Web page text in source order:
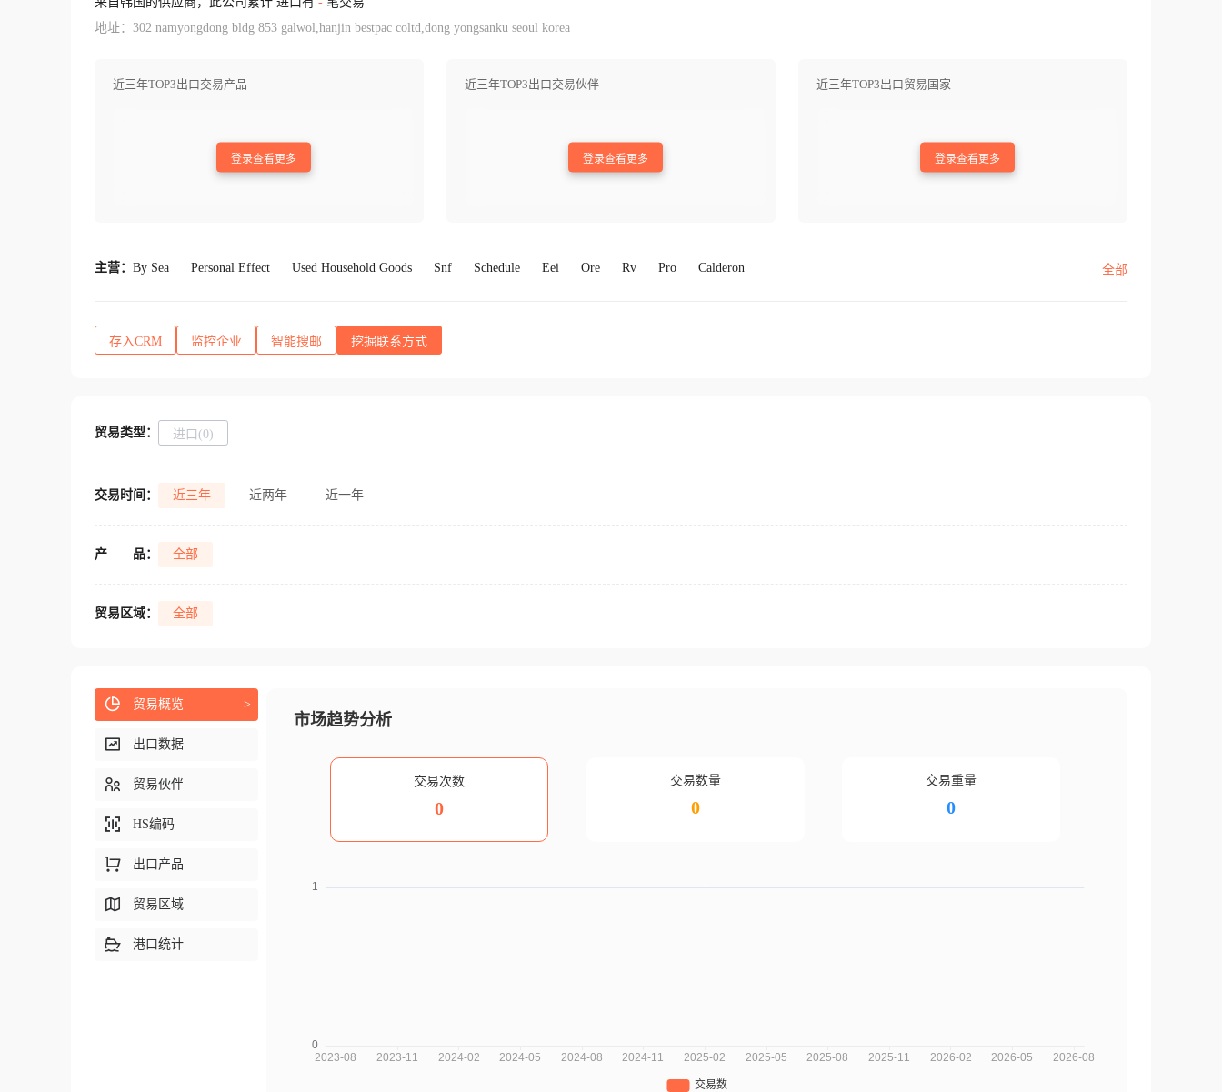
地址：302 namyongdong bldg 853 galwol,hanjin bestpac coltd,dong yongsanku seoul korea
近三年TOP3出口交易产品
登录查看更多
近三年TOP3出口交易伙伴
登录查看更多
近三年TOP3出口贸易国家
登录查看更多
主营： By Sea Personal Effect Used Household Goods Snf Schedule Eei Ore Rv Pro Calderon 全部
存入CRM 监控企业 智能搜邮 挖掘联系方式
贸易类型： 进口(0)
交易时间： 近三年 近两年 近一年
产 品： 全部
贸易区域： 全部
市场趋势分析
交易次数
0
交易数量
0
交易重量
0
贸易概览 >
出口数据
贸易伙伴
HS编码
出口产品
贸易区域
港口统计